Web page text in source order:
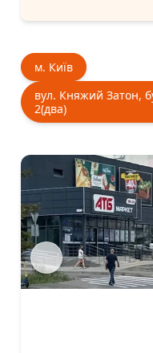
м. Київ
вул. Княжий Затон,
2(два)